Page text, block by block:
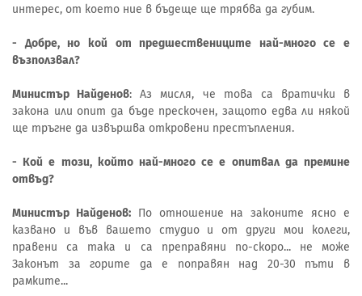
интерес, от което ние в бъдеще ще трябва да губим.
- Добре, но кой от предшествениците най-много се е
възползвал?
Министър Найденов: Аз мисля, че това са вратички в
закона или опит да бъде прескочен, защото едва ли някой
ще тръгне да извършва откровени престъпления.
- Кой е този, който най-много се е опитвал да премине
отвъд?
Министър Найденов:По отношение на законите ясно е
казвано и във вашето студио и от други мои колеги,
правени са така и са преправяни по-скоро... не може
Законът за горите да е поправян над 20-30 пъти в
рамките...